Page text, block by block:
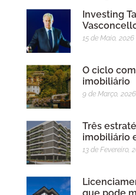
Investing
15 de Maio, 2026
O ciclo
imobiliário
9 de Março, 2026
Três
imobiliário
13 de Fevereiro,